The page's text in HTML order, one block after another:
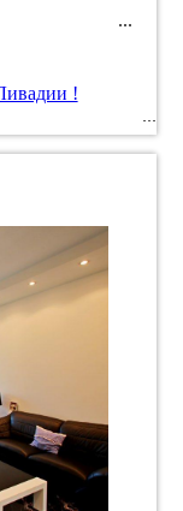
!